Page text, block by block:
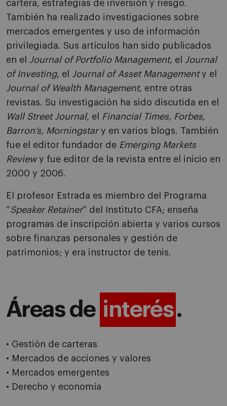
cartera, estrategias de inversión y riesgo.
También ha realizado investigaciones sobre
mercados emergentes y uso de información
privilegiada. Sus artículos han sido publicados
en el Journal of Portfolio Management, el Journal
of Investing, el Journal of Asset Managementy el
Journal of Wealth Management, entre otras
revistas. Su investigación ha sido discutida en el
Wall Street Journal, el
Financial Times, Forbes,
Barron’s, Morningstary en varios blogs. También
fue el editor fundador de Emerging Markets
Reviewy fue editor de la revista entre el inicio en
2000 y 2006.
El profesor Estrada es miembro del Programa
“Speaker Retainer” del Instituto CFA; enseña
programas de inscripción abierta y varios cursos
sobre finanzas personales y gestión de
patrimonios; y era instructor de tenis.
Áreas de interés.
• Gestión de carteras
• Mercados de acciones y valores
• Mercados emergentes
• Derecho y economía